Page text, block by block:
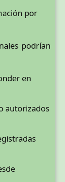
por
podrían
en
autorizados